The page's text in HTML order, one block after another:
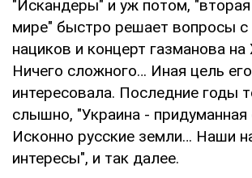
"Искандеры" и уж потом,
мире" быстро решает вопросы с
нациков и концерт газманова
Ничего сложного… Иная цель
интересовала. Последние годы
слышно, "Украина - придуманная
Исконно русские земли… Наши
интересы", и так далее.